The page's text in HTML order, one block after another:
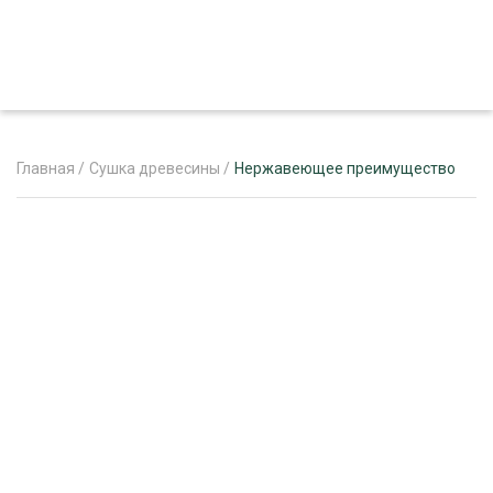
Главная / Сушка древесины / Нержавеющее преимущество